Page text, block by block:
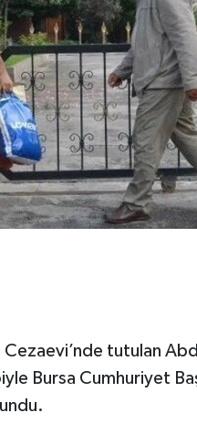
Cezaevi’nde tutulan
Bursa Cumhuriyet